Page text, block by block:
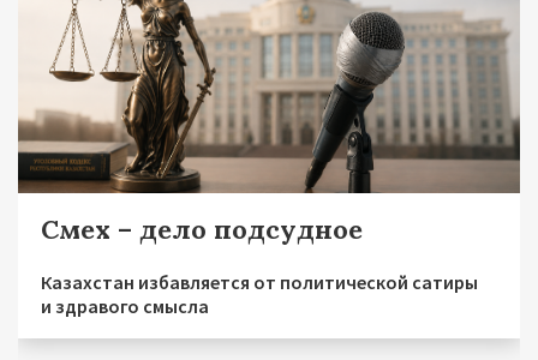
Смех – дело подсудное
Казахстан избавляется от политической сатиры
и здравого смысла